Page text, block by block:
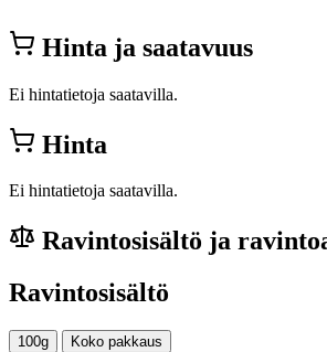
Hinta ja saatavuus
Ei hintatietoja saatavilla.
Hinta
Ei hintatietoja saatavilla.
Ravintosisältö ja
Ravintosisältö
100g Koko pakkaus